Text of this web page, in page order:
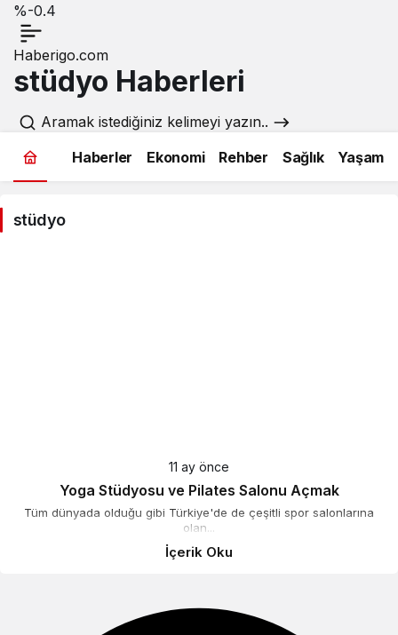
%-0.4
Haberigo.com
stüdyo Haberleri
Aramak istediğiniz kelimeyi yazın..
Haberler Ekonomi Rehber Sağlık Yaşam
stüdyo
11 ay önce
Yoga Stüdyosu ve Pilates Salonu Açmak
Tüm dünyada olduğu gibi Türkiye'de de çeşitli spor salonlarına
olan...
İçerik Oku